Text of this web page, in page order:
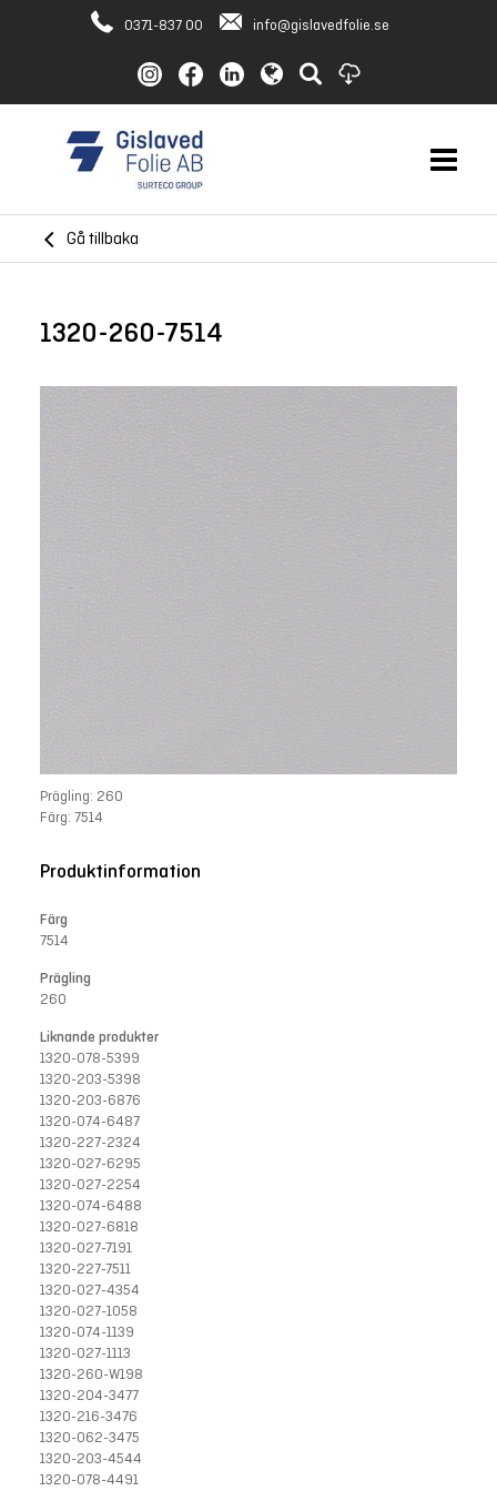
0371-837 00 info@gislavedfolie.se
Gå tillbaka
1320-260-7514
Prägling: 260
Färg: 7514
Produktinformation
Färg
7514
Prägling
260
Liknande produkter
1320-078-5399
1320-203-5398
1320-203-6876
1320-074-6487
1320-227-2324
1320-027-6295
1320-027-2254
1320-074-6488
1320-027-6818
1320-027-7191
1320-227-7511
1320-027-4354
1320-027-1058
1320-074-1139
1320-027-1113
1320-260-W198
1320-204-3477
1320-216-3476
1320-062-3475
1320-203-4544
1320-078-4491